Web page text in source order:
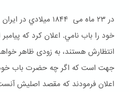
در ۲۳ ماه می ۱۸۴۴
خود را باب نامي. اعلان کرد که
انتظارش هستند، به زودی ظاهر
جهت است که اگر چه حضرت باب
اعلان فرمودند که مقصد اصلیش